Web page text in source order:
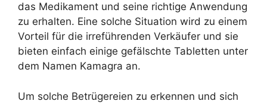
das Medikament und seine richtige Anwendung
zu erhalten. Eine solche Situation wird zu einem
Vorteil für die irreführenden Verkäufer und sie
bieten einfach einige gefälschte Tabletten unter
dem Namen Kamagra an.
Um solche Betrügereien zu erkennen und sich